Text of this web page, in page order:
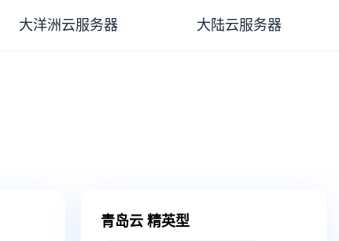
大洋洲云服务器 大陆云服务器
青岛云 精英型